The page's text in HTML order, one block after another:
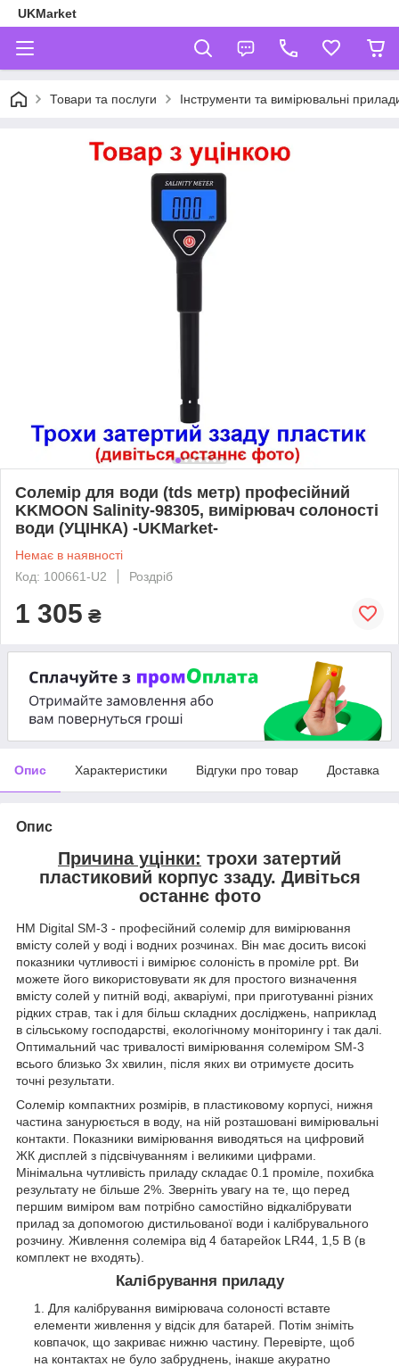
UKMarket
Товари та послуги Інструменти та вимірювальні
Солемір для води (tds метр) професійний
KKMOON Salinity-98305, вимірювач солоності
води (УЦІНКА) -UKMarket-
Немає в наявності
Код: 100661-U2
Роздріб
1 305 ₴
Опис Характеристики Відгуки про товар Доставка
Опис
Причина уцінки: трохи затертий
пластиковий корпус ззаду. Дивіться
останнє фото
HM Digital SM-3 - професійний солемір для вимірювання
вмісту солей у воді і водних розчинах. Він має досить високі
показники чутливості і вимірює солоність в проміле ppt. Ви
можете його використовувати як для простого визначення
вмісту солей у питній воді, акваріумі, при приготуванні різних
рідких страв, так і для більш складних досліджень, наприклад
в сільському господарстві, екологічному моніторингу і так далі.
Оптимальний час тривалості вимірювання солеміром SM-3
всього близько 3х хвилин, після яких ви отримуєте досить
точні результати.
Солемір компактних розмірів, в пластиковому корпусі, нижня
частина занурюється в воду, на ній розташовані вимірювальні
контакти. Показники вимірювання виводяться на цифровий
ЖК дисплей з підсвічуванням і великими цифрами.
Мінімальна чутливість приладу складає 0.1 проміле, похибка
результату не більше 2%. Зверніть увагу на те, що перед
першим виміром вам потрібно самостійно відкалібрувати
прилад за допомогою дистильованої води і калібрувального
розчину. Живлення солеміра від 4 батарейок LR44, 1,5 В (в
комплект не входять).
Калібрування приладу
Для калібрування вимірювача солоності вставте
елементи живлення у відсік для батарей. Потім зніміть
ковпачок, що закриває нижню частину. Перевірте, щоб
на контактах не було забруднень, інакше акуратно